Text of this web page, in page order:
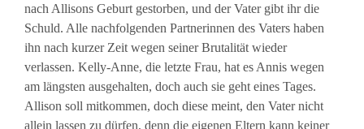
nach Allisons Geburt gestorben, und der Vater gibt ihr die
Schuld. Alle nachfolgenden Partnerinnen des Vaters haben
ihn nach kurzer Zeit wegen seiner Brutalität wieder
verlassen. Kelly-Anne, die letzte Frau, hat es Annis wegen
am längsten ausgehalten, doch auch sie geht eines Tages.
Allison soll mitkommen, doch diese meint, den Vater nicht
allein lassen zu dürfen, denn die eigenen Eltern kann keiner